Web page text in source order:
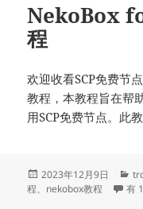
NekoBox
程
欢迎收看SCP免费节
教程，本教程旨在帮
用SCP免费节点。此
发
布
2023年12月9日
分
类
程、 nekobox教程 有